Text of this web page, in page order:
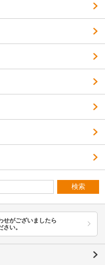
検索
せがございましたら
い。